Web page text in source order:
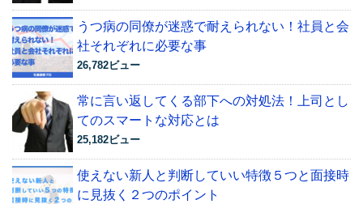
うつ病の同僚が迷惑で耐えられない！社員と会
社それぞれに必要な事
26,782ビュー
常に言い返してくる部下への対処法！上司とし
てのスマートな対応とは
25,182ビュー
使えない新人と判断していい特徴５つと面接時
に見抜く２つのポイント